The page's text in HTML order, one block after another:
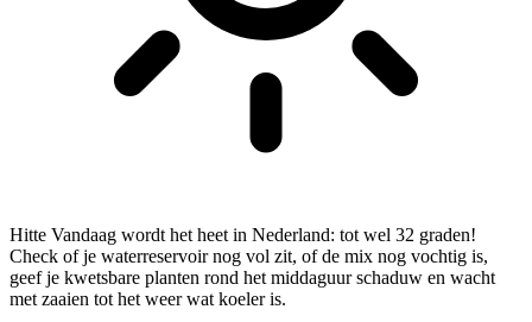
Hitte Vandaag wordt het heet in Nederland: tot wel 32 graden!
Check of je waterreservoir nog vol zit, of de mix nog vochtig is,
geef je kwetsbare planten rond het middaguur schaduw en wacht
met zaaien tot het weer wat koeler is.